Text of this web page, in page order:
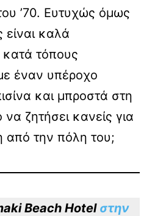
’70. Ευτυχώς όμως
καλά
κατά τόπους
έναν υπέροχο
και μπροστά στη
ζητήσει κανείς για
από την πόλη του;
Beach Hotel στην